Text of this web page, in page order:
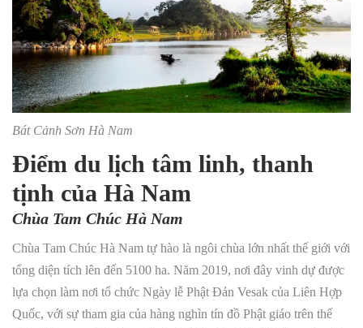
Bát Cảnh Sơn Hà Nam
Điểm du lịch tâm linh, thanh
tịnh của Hà Nam
Chùa Tam Chúc Hà Nam
Chùa Tam Chúc Hà Nam tự hào là ngôi chùa lớn nhất thế giới với
tổng diện tích lên đến 5100 ha. Năm 2019, nơi đây vinh dự được
lựa chọn làm nơi tổ chức Ngày lễ Phật Đản Vesak của Liên Hợp
Quốc, với sự tham gia của hàng nghìn tín đồ Phật giáo trên thế